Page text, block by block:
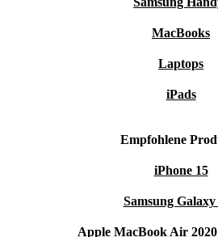
MacBooks
Laptops
iPads
Empfohlene
iPhone 15
Samsung Galaxy
Apple MacBook Air